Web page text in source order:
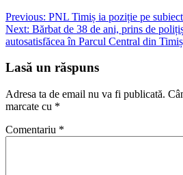
Navigare
în
Previous: PNL Timiș ia poziție pe
Next: Bărbat de 38 de ani, prins de
autosatisfăcea în Parcul Central din
Lasă un răspuns
Adresa ta de email nu va fi publicată.
marcate cu *
Comentariu *